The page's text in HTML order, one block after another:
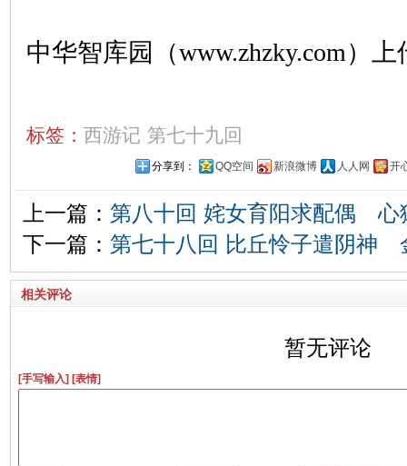
中华智库园（www.zhzky.com）上
标签： 西游记 第七十九回
分享到： QQ空间 新浪微博 人人网 开
上一篇： 第八十回 姹女育阳求配偶 心
下一篇： 第七十八回 比丘怜子遣阴神
相关评论
暂无评论
[手写输入] [表情]